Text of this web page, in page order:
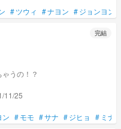
#ツウィ #ナヨン #ジョンヨン
完結
うの！？
11/25
ン #モモ #サナ #ジヒョ # ミナ